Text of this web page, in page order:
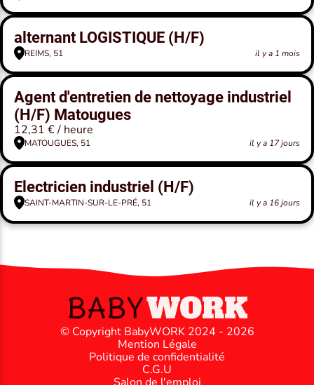
alternant LOGISTIQUE (H/F)
REIMS, 51 il y a 1 mois
Agent d'entretien de nettoyage industriel
(H/F) Matougues
12,31 € / heure
MATOUGUES, 51 il y a 17 jours
Electricien industriel (H/F)
SAINT-MARTIN-SUR-LE-PRÉ, 51 il y a 16 jours
© Copyright BabyWORK 2024 - 2026
Mention Légale
Politique de confidentialité
C.G.U